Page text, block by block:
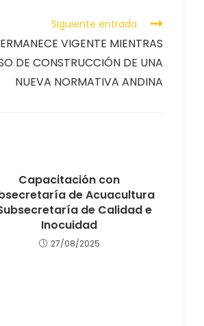
Siguiente entrada
VIGENTE MIENTRAS
DE CONSTRUCCIÓN DE UNA
NUEVA NORMATIVA ANDINA
Capacitación con
de Acuacultura
de Calidad e
Inocuidad
27/08/2025